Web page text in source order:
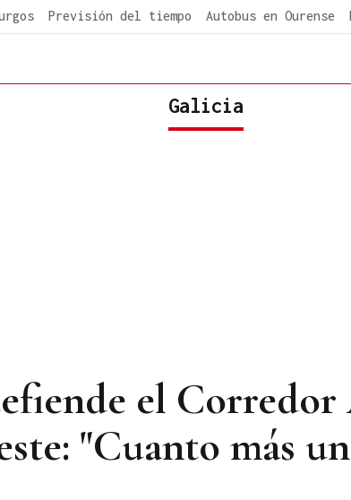
Previsión del tiempo Autobus en Ourense
Galicia
el
"Cuanto más